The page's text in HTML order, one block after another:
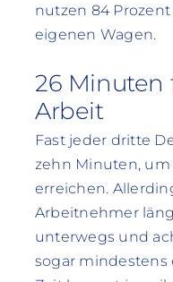
nutzen 84
eigenen Wagen.
26 Minuten
Arbeit
Fast jeder dritte
zehn Minuten, um
erreichen.
Arbeitnehmer
unterwegs und
sogar mindestens